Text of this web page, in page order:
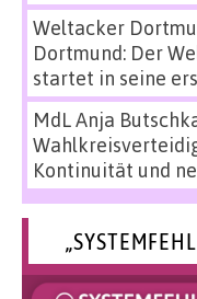
Weltacker
Dortmund: Der
startet in seine
MdL Anja
Kontinuität und